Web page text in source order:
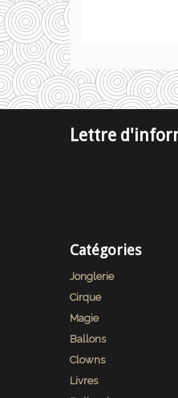
Lettre
Catégories
Jonglerie
Cirque
Magie
Ballons
Clowns
Livres